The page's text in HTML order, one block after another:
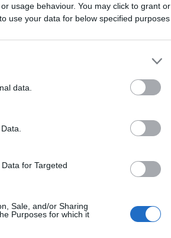
usage behaviour. You may click to grant or
use your data for below specified purposes
data.
for Targeted
Sale, and/or Sharing
Purposes for which it